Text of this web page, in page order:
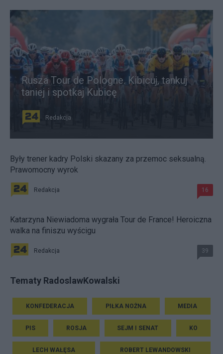
Rusza Tour de Pologne. Kibicuj, tankuj
taniej i spotkaj Kubicę
Redakcja
Były trener kadry Polski skazany za przemoc seksualną.
Prawomocny wyrok
Redakcja 16
Katarzyna Niewiadoma wygrała Tour de France! Heroiczna
walka na finiszu wyścigu
Redakcja 39
Tematy RadoslawKowalski
KONFEDERACJA PIŁKA NOŻNA MEDIA
PIS ROSJA SEJM I SENAT KO
LECH WAŁĘSA ROBERT LEWANDOWSKI